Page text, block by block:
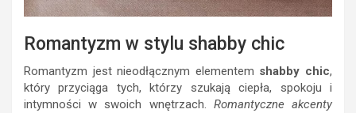
Romantyzm w stylu shabby chic
Romantyzm jest nieodłącznym elementem shabby chic,
który przyciąga tych, którzy szukają ciepła, spokoju i
intymności w swoich wnętrzach. Romantyczne akcenty